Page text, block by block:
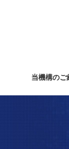
当機構のご